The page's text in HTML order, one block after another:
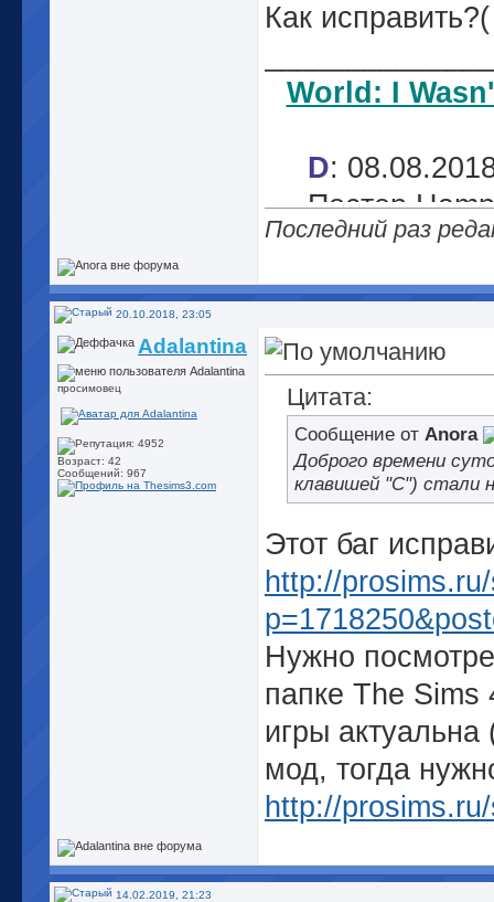
Как исправить?(
World: I
D:
Постер
W:
Последний раз
20.10.2018, 23:05
Adalantina
просимовец
Возраст: 42
Сообщений: 967
Цитата:
Сообщение от Anora
Доброго времени
клавишей "С") стали
Этот баг
http://
Нужно
папке The
игры
мод, тогда
http://
14.02.2019, 21:23